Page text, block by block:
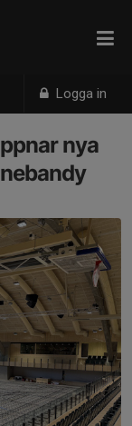
Logga in
nya